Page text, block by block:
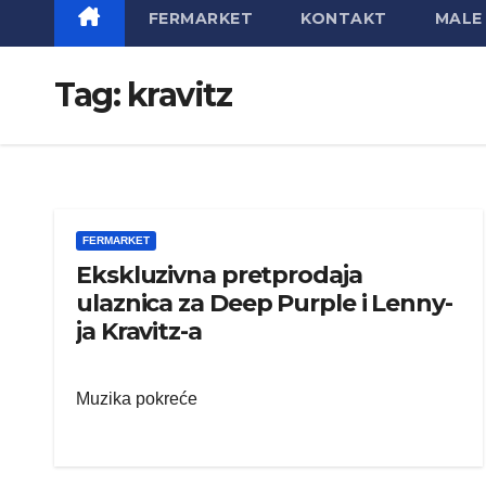
FERMARKET KONTAKT MALE
Tag: kravitz
FERMARKET
Ekskluzivna pretprodaja
ulaznica za Deep Purple i Lenny-
ja Kravitz-a
Muzika pokreće